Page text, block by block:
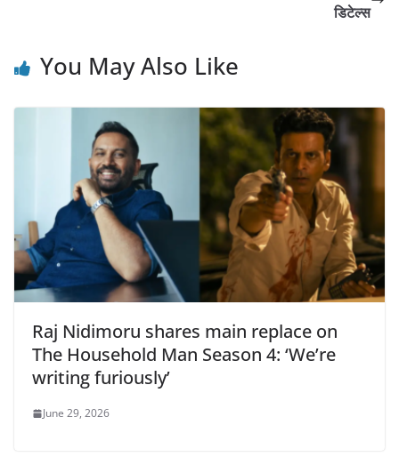
डिटेल्स
You May Also Like
Raj Nidimoru shares main replace on
The Household Man Season 4: ‘We’re
writing furiously’
June 29, 2026